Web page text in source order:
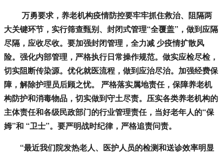
万勇要求，养老机构疫情防控要牢牢抓住救治、阻隔两
大关键环节，实行筛查甄别、封闭式管理“全覆盖”，做到应隔
尽隔，应收尽收。要加强封闭管理，全力减 少疫情扩散风
险。强化内部管理，严格执行日常操作规范。做实应检尽检，
切实阻断传染源。优化就医流程，做到应治尽治。加强经费保
障，解除护理员后顾之忧。 严格落实属地责任，保障养老机
构防护和消毒物品，切实做到守土尽责。压实各类养老机构的
主体责任和各级民政部门的行业管理责任，当好老年人的“保
姆”和 “卫士”。要严明战时纪律，严格追责问责。
“最近我们院发热老人、医护人员的检测和送诊效率明显